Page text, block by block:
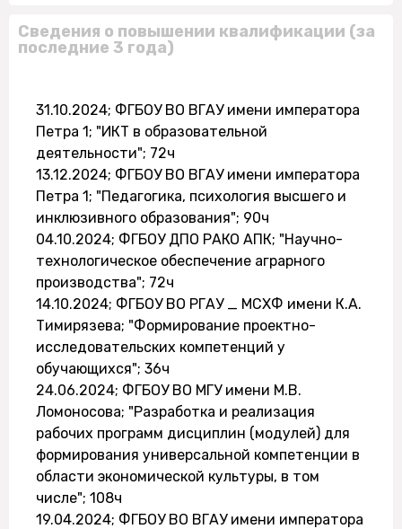
Сведения о повышении квалификации (за
последние 3 года)
31.10.2024; ФГБОУ ВО ВГАУ имени императора
Петра 1; "ИКТ в образовательной
деятельности"; 72ч
13.12.2024; ФГБОУ ВО ВГАУ имени императора
Петра 1; "Педагогика, психология высшего и
инклюзивного образования"; 90ч
04.10.2024; ФГБОУ ДПО РАКО АПК; "Научно-
технологическое обеспечение аграрного
производства"; 72ч
14.10.2024; ФГБОУ ВО РГАУ _ МСХФ имени К.А.
Тимирязева; "Формирование проектно-
исследовательских компетенций у
обучающихся"; 36ч
24.06.2024; ФГБОУ ВО МГУ имени М.В.
Ломоносова; "Разработка и реализация
рабочих программ дисциплин (модулей) для
формирования универсальной компетенции в
области экономической культуры, в том
числе"; 108ч
19.04.2024; ФГБОУ ВО ВГАУ имени императора